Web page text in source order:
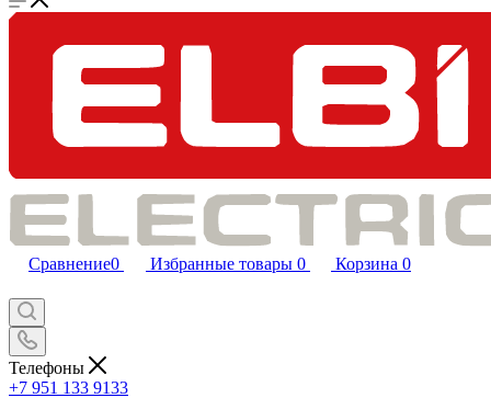
Сравнение0 Избранные товары 0 Корзина 0
Телефоны
+7 951 133 9133